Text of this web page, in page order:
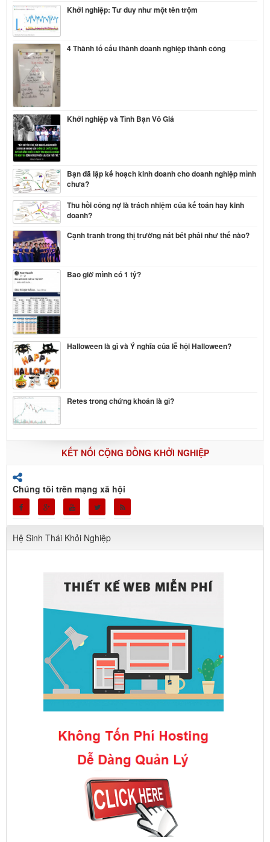
Khởi nghiệp: Tư duy như một tên trộm
4 Thành tố cấu thành doanh nghiệp thành công
Khởi nghiệp và Tình Bạn Vô Giá
Bạn đã lập kế hoạch kinh doanh cho doanh nghiệp mình
chưa?
Thu hồi công nợ là trách nhiệm của kế toán hay kinh
doanh?
Cạnh tranh trong thị trường nát bét phải như thế nào?
Bao giờ mình có 1 tỷ?
Halloween là gì và Ý nghĩa của lễ hội Halloween?
Retes trong chứng khoán là gì?
KẾT NỐI CỘNG ĐỒNG KHỞI NGHIỆP
Chúng tôi trên mạng xã hội
Hệ Sinh Thái Khỏi Nghiệp